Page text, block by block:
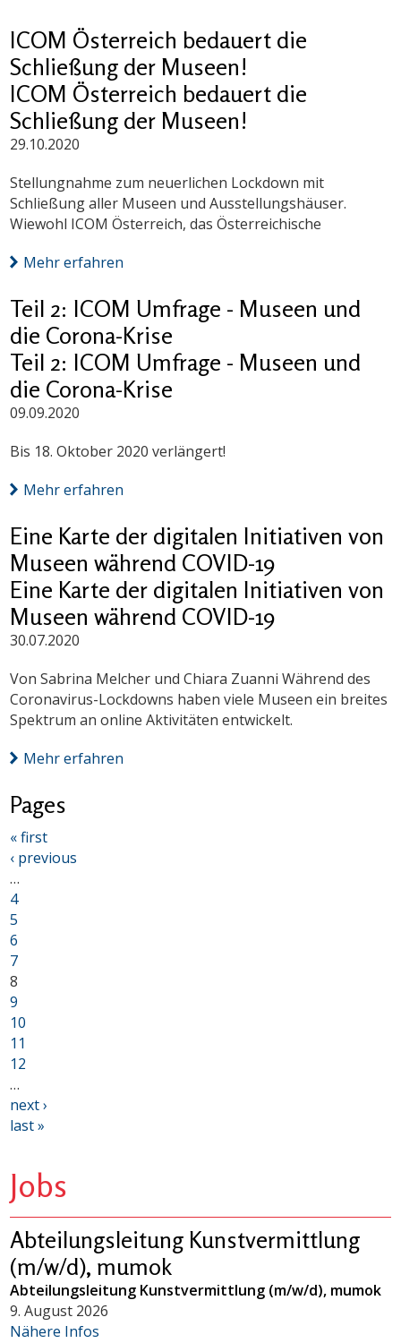
ICOM Österreich bedauert die
Schließung der Museen!
ICOM Österreich bedauert die
Schließung der Museen!
29.10.2020
Stellungnahme zum neuerlichen Lockdown mit
Schließung aller Museen und Ausstellungshäuser.
Wiewohl ICOM Österreich, das Österreichische
Mehr erfahren
Teil 2: ICOM Umfrage - Museen und
die Corona-Krise
Teil 2: ICOM Umfrage - Museen und
die Corona-Krise
09.09.2020
Bis 18. Oktober 2020 verlängert!
Mehr erfahren
Eine Karte der digitalen Initiativen von
Museen während COVID-19
Eine Karte der digitalen Initiativen von
Museen während COVID-19
30.07.2020
Von Sabrina Melcher und Chiara Zuanni Während des
Coronavirus-Lockdowns haben viele Museen ein breites
Spektrum an online Aktivitäten entwickelt.
Mehr erfahren
Pages
« first
‹ previous
…
4
5
6
7
8
9
10
11
12
…
next ›
last »
Jobs
Abteilungsleitung Kunstvermittlung
(m/w/d), mumok
Abteilungsleitung Kunstvermittlung (m/w/d), mumok
9. August 2026
Nähere Infos